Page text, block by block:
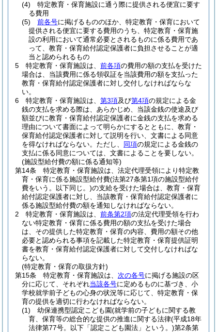
(4)
特定教育・保育施設に通う際に提供される便宜に要す
る費用
(5)
前各号に掲げるもののほか、特定教育・保育において
提供される便宜に要する費用のうち、特定教育・保育施
設の利用において通常必要とされるものに係る費用であ
って、教育・保育給付認定保護者に負担させることが適
当と認められるもの
5
特定教育・保育施設は、 前各項の費用の額の支払を受けた
場合は、当該費用に係る領収証を当該費用の額を支払った
教育・保育給付認定保護者に対し交付しなければならな
い。
6
特定教育・保育施設は、 第3項及び第4項の規定による金
銭の支払を求める際は、あらかじめ、当該金銭の使途及び
額並びに教育・保育給付認定保護者に金銭の支払を求める
理由について書面によって明らかにするとともに、教育・
保育給付認定保護者に対して説明を行い、文書による同意
を得なければならない。 ただし、 同項の規定による金銭の
支払に係る同意については、文書によることを要しない。
(施設型給付費の額に係る通知等)
第14条
特定教育・保育施設は、法定代理受領により特定教
育・保育に係る施設型給付費(法第27条第1項の施設型給付
費をいう。以下同じ。)の支給を受けた場合は、教育・保育
給付認定保護者に対し、当該教育・保育給付認定保護者に
係る施設型給付費の額を通知しなければならない。
2
特定教育・保育施設は、 前条第2項の法定代理受領を行わ
ない特定教育・保育に係る費用の額の支払を受けた場合
は、その提供した特定教育・保育の内容、費用の額その他
必要と認められる事項を記載した特定教育・保育提供証明
書を教育・保育給付認定保護者に対して交付しなければな
らない。
(特定教育・保育の取扱方針)
第15条
特定教育・保育施設は、 次の各号に掲げる施設の区
分に応じて、それぞれ当該各号に定めるものに基づき、小
学校就学前子どもの心身の状況等に応じて、特定教育・保
育の提供を適切に行わなければならない。
(1)
幼保連携型認定こども園(就学前の子どもに関する教
育、保育等の総合的な提供の推進に関する法律(平成18年
法律第77号。以下「認定こども園法」という。)第2条第